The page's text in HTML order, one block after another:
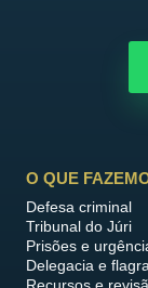
O QUE
Defesa criminal
Tribunal do Júri
Prisões e
Delegacia e
Recursos e